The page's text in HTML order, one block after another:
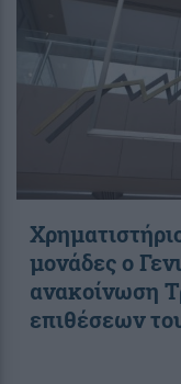
μονάδες ο
ανακοίνωση
επιθέσεων